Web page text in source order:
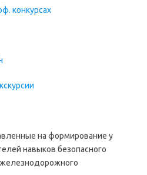
конкурсах
на формирование у
навыков безопасного